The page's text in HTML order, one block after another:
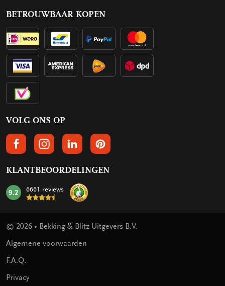
BETROUWBAAR KOPEN
VOLG ONS OP
VOLGS ONS OP FACEBOOK
VOLG ONS OP INSTAGRAM
VOLG ONS OP LINKEDIN
VOLG ONS OP PINTEREST
KLANTBEOORDELINGEN
mark:
9.2 6661 reviews
© 2026 • Bekking & Blitz Uitgevers B.V.
Algemene voorwaarden
F.A.Q.
Privacy